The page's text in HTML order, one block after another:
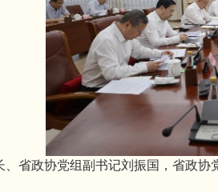
、省政协党组副书记刘振国，省政